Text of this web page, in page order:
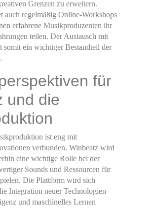
Grenzen zu erweitern.
auch regelmäßig Online-Workshops
erfahrene Musikproduzenten ihr
teilen. Der Austausch mit
somit ein wichtiger Bestandteil der
für
und die
ist eng mit
verbunden. Winbeatz wird
eine wichtige Rolle bei der
Sounds und Ressourcen für
Die Plattform wird sich
Integration neuer Technologien
und maschinelles Lernen